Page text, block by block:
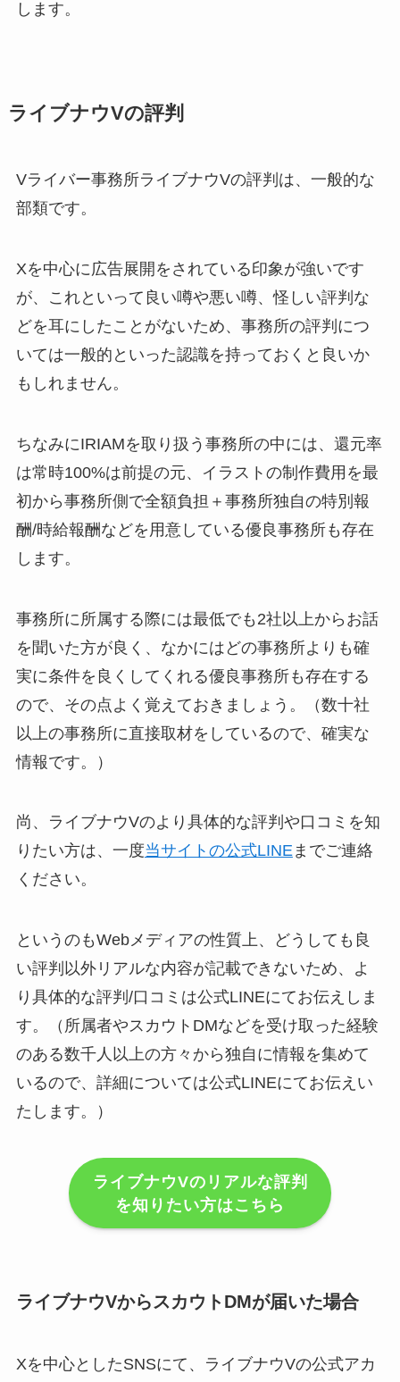
します。
ライブナウVの評判
Vライバー事務所ライブナウVの評判は、一般的な
部類です。
Xを中心に広告展開をされている印象が強いです
が、これといって良い噂や悪い噂、怪しい評判な
どを耳にしたことがないため、事務所の評判につ
いては一般的といった認識を持っておくと良いか
もしれません。
ちなみにIRIAMを取り扱う事務所の中には、還元率
は常時100%は前提の元、イラストの制作費用を最
初から事務所側で全額負担＋事務所独自の特別報
酬/時給報酬などを用意している優良事務所も存在
します。
事務所に所属する際には最低でも2社以上からお話
を聞いた方が良く、なかにはどの事務所よりも確
実に条件を良くしてくれる優良事務所も存在する
ので、その点よく覚えておきましょう。（数十社
以上の事務所に直接取材をしているので、確実な
情報です。）
尚、ライブナウVのより具体的な評判や口コミを知
りたい方は、一度当サイトの公式LINEまでご連絡
ください。
というのもWebメディアの性質上、どうしても良
い評判以外リアルな内容が記載できないため、よ
り具体的な評判/口コミは公式LINEにてお伝えしま
す。（所属者やスカウトDMなどを受け取った経験
のある数千人以上の方々から独自に情報を集めて
いるので、詳細については公式LINEにてお伝えい
たします。）
ライブナウVのリアルな評判
を知りたい方はこちら
ライブナウVからスカウトDMが届いた場合
Xを中心としたSNSにて、ライブナウVの公式アカ